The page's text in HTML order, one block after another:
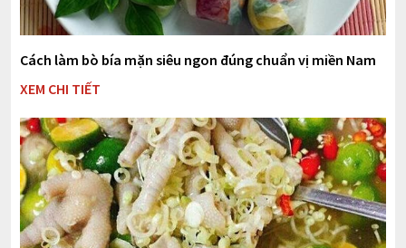
Cách làm bò bía mặn siêu ngon đúng chuẩn vị miền Nam
XEM CHI TIẾT